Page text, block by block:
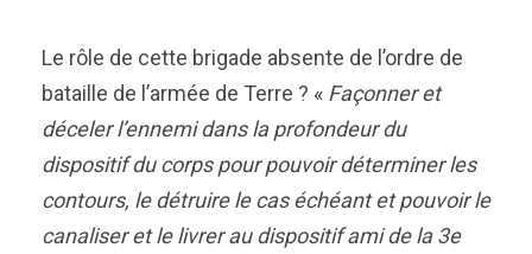
Le rôle de cette brigade absente de l’ordre de
bataille de l’armée de Terre ? « Façonner et
déceler l’ennemi dans la profondeur du
dispositif du corps pour pouvoir déterminer les
contours, le détruire le cas échéant et pouvoir le
canaliser et le livrer au dispositif ami de la 3e